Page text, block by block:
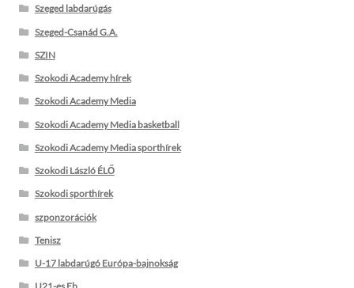
Szeged labdarúgás
Szeged-Csanád G.A.
SZIN
Szokodi Academy hírek
Szokodi Academy Media
Szokodi Academy Media basketball
Szokodi Academy Media sporthírek
Szokodi László ÉLŐ
Szokodi sporthírek
szponzorációk
Tenisz
U-17 labdarúgó Európa-bajnokság